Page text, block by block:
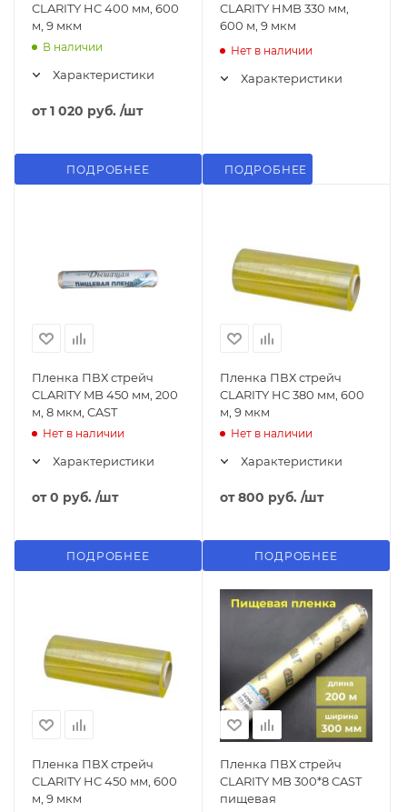
CLARITY HC 400 мм, 600
м, 9 мкм
В наличии
Характеристики
от1 020 руб. /шт
ПОДРОБНЕЕ
CLARITY HMB 330 мм,
600 м, 9 мкм
Нет в наличии
Характеристики
ПОДРОБНЕЕ
Пленка ПВХ стрейч
CLARITY MB 450 мм, 200
м, 8 мкм, CAST
Нет в наличии
Характеристики
от0 руб. /шт
ПОДРОБНЕЕ
Пленка ПВХ стрейч
CLARITY HC 380 мм, 600
м, 9 мкм
Нет в наличии
Характеристики
от800 руб. /шт
ПОДРОБНЕЕ
Пленка ПВХ стрейч
CLARITY HC 450 мм, 600
м, 9 мкм
Пленка ПВХ стрейч
CLARITY MB 300*8 CAST
пищевая